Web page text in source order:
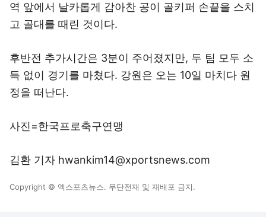
역 앞에서 날카롭게 감아찬 공이 골키퍼 손끝을 스치
고 골대를 때린 것이다.
후반전 추가시간은 3분이 주어졌지만, 두 팀 모두 소
득 없이 경기를 마쳤다. 강원은 오는 10일 마치다 원
정을 떠난다.
사진=한국프로축구연맹
김환 기자 hwankim14@xportsnews.com
Copyright © 엑스포츠뉴스. 무단전재 및 재배포 금지.